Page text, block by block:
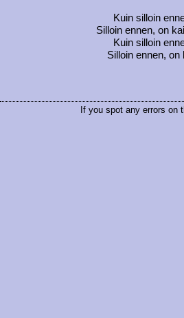
Kuin silloin
Silloin ennen, on
Kuin silloin
Silloin ennen,
If you spot any errors